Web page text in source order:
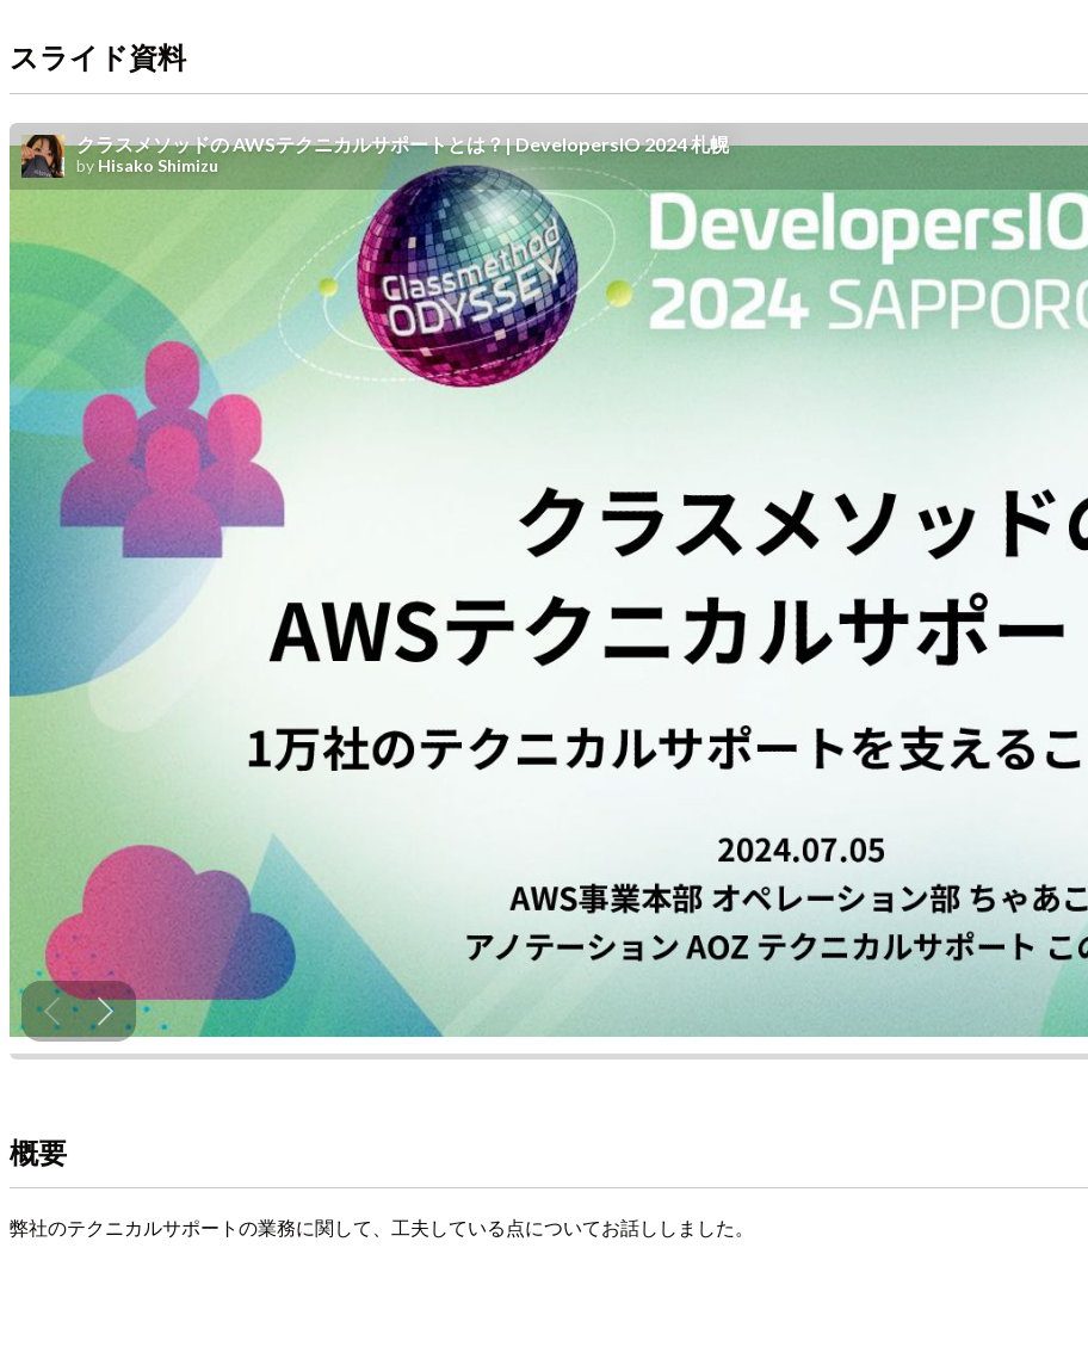
スライド資料
概要
弊社のテクニカルサポートの業務に関して、工夫している点についてお話ししました。